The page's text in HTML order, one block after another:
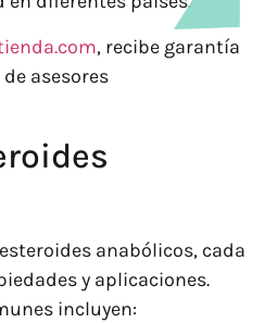
, recibe garantía
asesores
anabólicos, cada
y aplicaciones.
incluyen: